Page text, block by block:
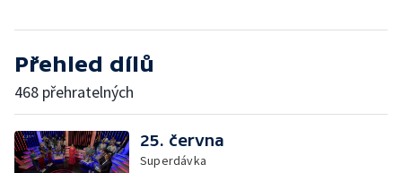
Přehled dílů
468 přehratelných
25. června
Superdávka